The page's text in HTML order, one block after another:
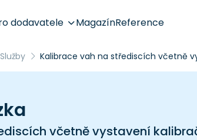
dodavatele MagazínReference
Služby Kalibrace vah na střediscích včetně
včetně vystavení